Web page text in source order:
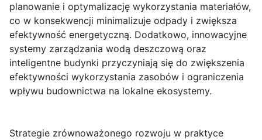
planowanie i optymalizację wykorzystania materiałów,
co w konsekwencji minimalizuje odpady i zwiększa
efektywność energetyczną. Dodatkowo, innowacyjne
systemy zarządzania wodą deszczową oraz
inteligentne budynki przyczyniają się do zwiększenia
efektywności wykorzystania zasobów i ograniczenia
wpływu budownictwa na lokalne ekosystemy.
Strategie zrównoważonego rozwoju w praktyce